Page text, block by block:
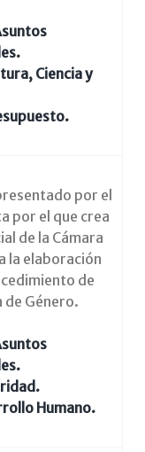
Ciencia y
por el
por el que crea
de la Cámara
la elaboración
de
de Género.
Humano.